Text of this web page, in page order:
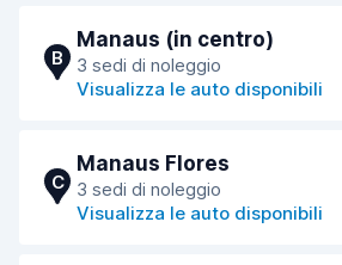
B
Manaus (in centro)
3 sedi di noleggio
Visualizza le auto disponibili
C
Manaus Flores
3 sedi di noleggio
Visualizza le auto disponibili